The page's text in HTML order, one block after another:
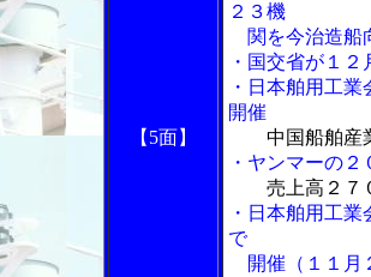
【5面】
２３機
関を今治造船
・国交省が１
・日本舶用工
開催
中国船舶産
・ヤンマーの
売上高２７
・日本舶用工
で
開催（１１月